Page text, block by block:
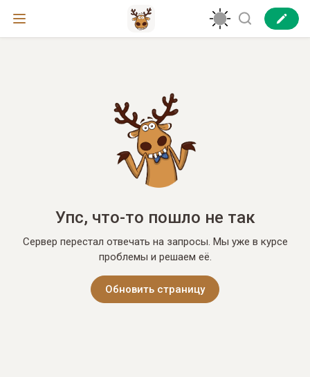
Упс, что-то пошло не так
Сервер перестал отвечать на запросы. Мы уже в курсе
проблемы и решаем её.
Обновить страницу